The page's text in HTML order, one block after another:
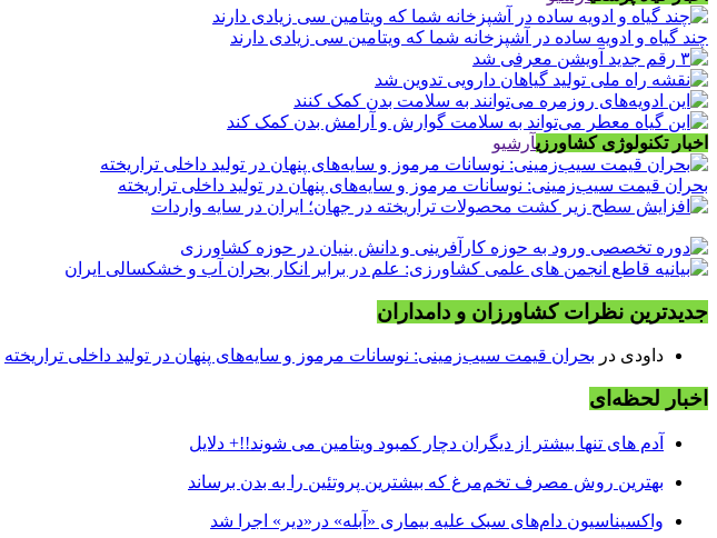
چند گیاه و ادویه ساده در آشپزخانه شما که ویتامین سی زیادی دارند
اخبار تکنولوژی کشاورزیآرشیو
بحران قیمت سیب‌زمینی: نوسانات مرموز و سایه‌های پنهان در تولید داخلی تراریخته
جدیدترین نظرات کشاورزان و دامداران
داودی در بحران قیمت سیب‌زمینی: نوسانات مرموز و سایه‌های پنهان در تولید داخلی تراریخته
اخبار لحظه‌ای
آدم های تنها بیشتر از دیگران دچار کمبود ویتامین می شوند!!+ دلایل
بهترین روش مصرف تخم‌مرغ که بیشترین پروتئین را به بدن برساند
واکسیناسیون دام‌های سبک علیه بیماری «آبله» در«دیر» اجرا شد